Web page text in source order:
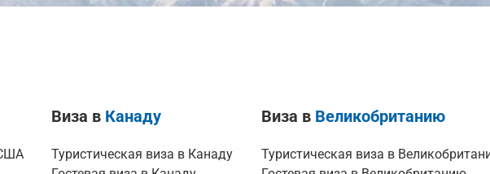
Виза в Канаду
Туристическая виза в Канаду
Виза в Великобританию
Туристическая виза в